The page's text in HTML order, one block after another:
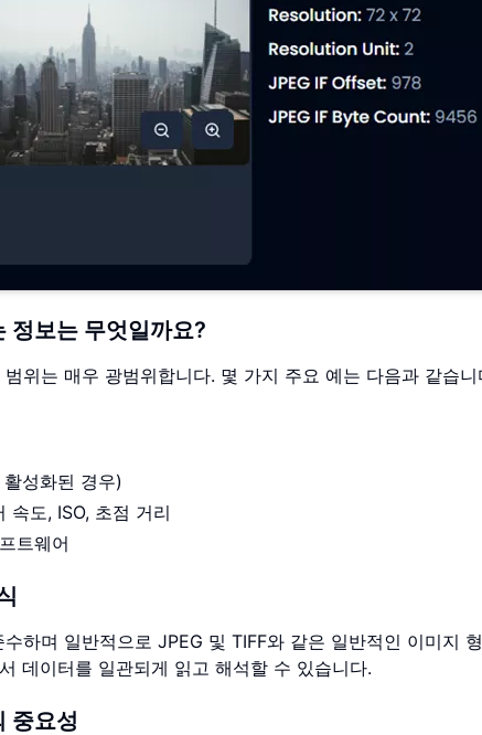
정보는 무엇일까요?
위는 매우 광범위합니다. 몇 가지 주요 예는 다음과 같습니
성화된 경우)
속도, ISO, 초점 거리
트웨어
하며 일반적으로 JPEG 및 TIFF와 같은 일반적인 이미지
데이터를 일관되게 읽고 해석할 수 있습니다.
중요성